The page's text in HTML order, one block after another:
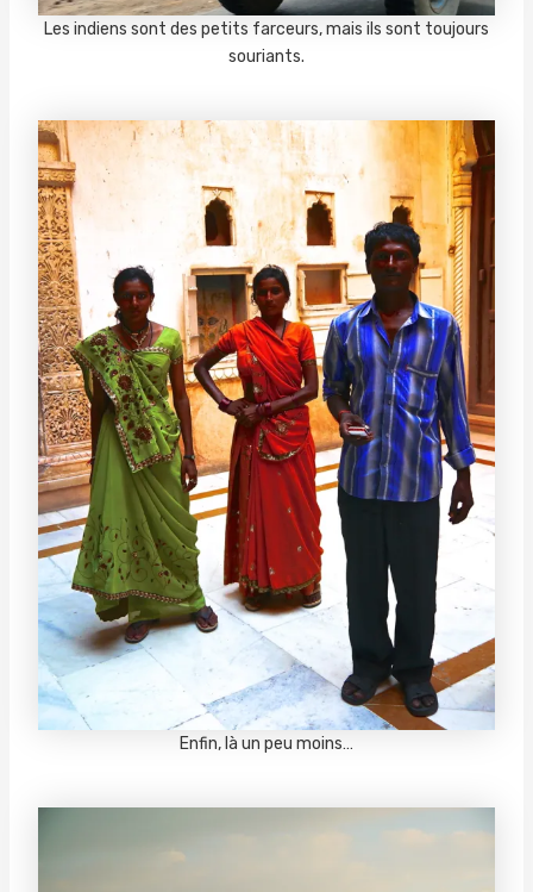
Les indiens sont des petits farceurs, mais ils sont toujours
souriants.
Enfin, là un peu moins…